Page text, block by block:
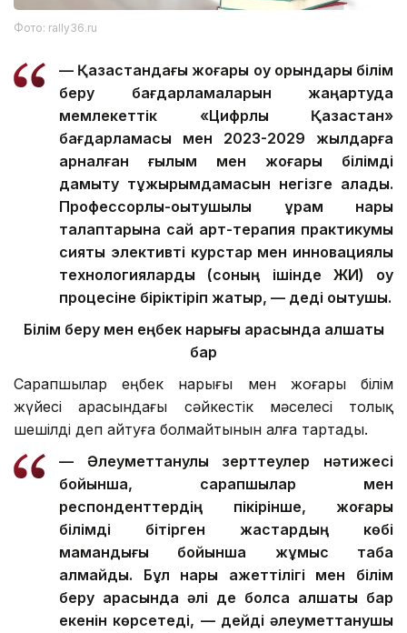
Фото: rally36.ru
— Қазақстандағы жоғары оқу орындары білім
беру бағдарламаларын жаңартуда
мемлекеттік «Цифрлық Қазақстан»
бағдарламасы мен 2023-2029 жылдарға
арналған ғылым мен жоғары білімді
дамыту тұжырымдамасын негізге алады.
Профессорлық-оқытушылық құрам нарық
талаптарына сай арт-терапия практикумы
сияқты элективті курстар мен инновациялық
технологияларды (соның ішінде ЖИ) оқу
процесіне біріктіріп жатыр, — деді оқытушы.
Білім беру мен еңбек нарығы арасында алшақтық
бар
Сарапшылар еңбек нарығы мен жоғары білім
жүйесі арасындағы сәйкестік мәселесі толық
шешілді деп айтуға болмайтынын алға тартады.
— Әлеуметтанулық зерттеулер нәтижесі
бойынша, сарапшылар мен
респонденттердің пікірінше, жоғары
білімді бітірген жастардың көбі
мамандығы бойынша жұмыс таба
алмайды. Бұл нарық қажеттілігі мен білім
беру арасында әлі де болса алшақтық бар
екенін көрсетеді, — дейді әлеуметтанушы